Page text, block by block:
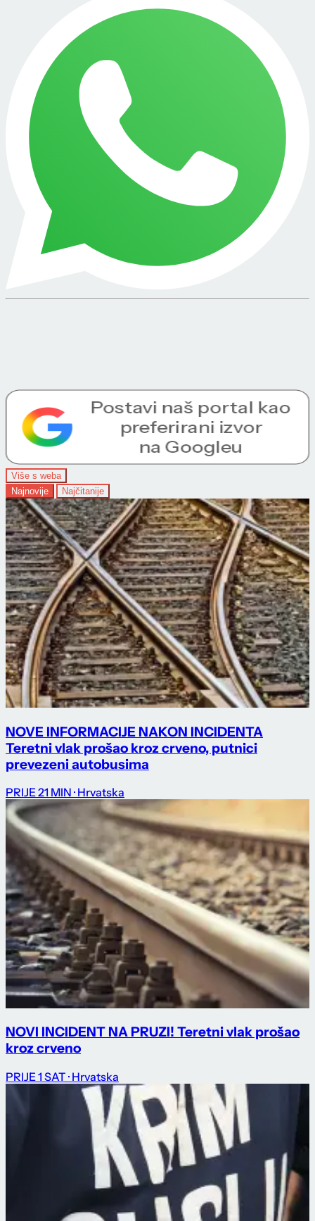
Više s weba
Najnovije
Najčitanije
NOVE INFORMACIJE NAKON INCIDENTA
Teretni vlak prošao kroz crveno, putnici
prevezeni autobusima
PRIJE 21 MIN · Hrvatska
NOVI INCIDENT NA PRUZI! Teretni vlak prošao
kroz crveno
PRIJE 1 SAT · Hrvatska